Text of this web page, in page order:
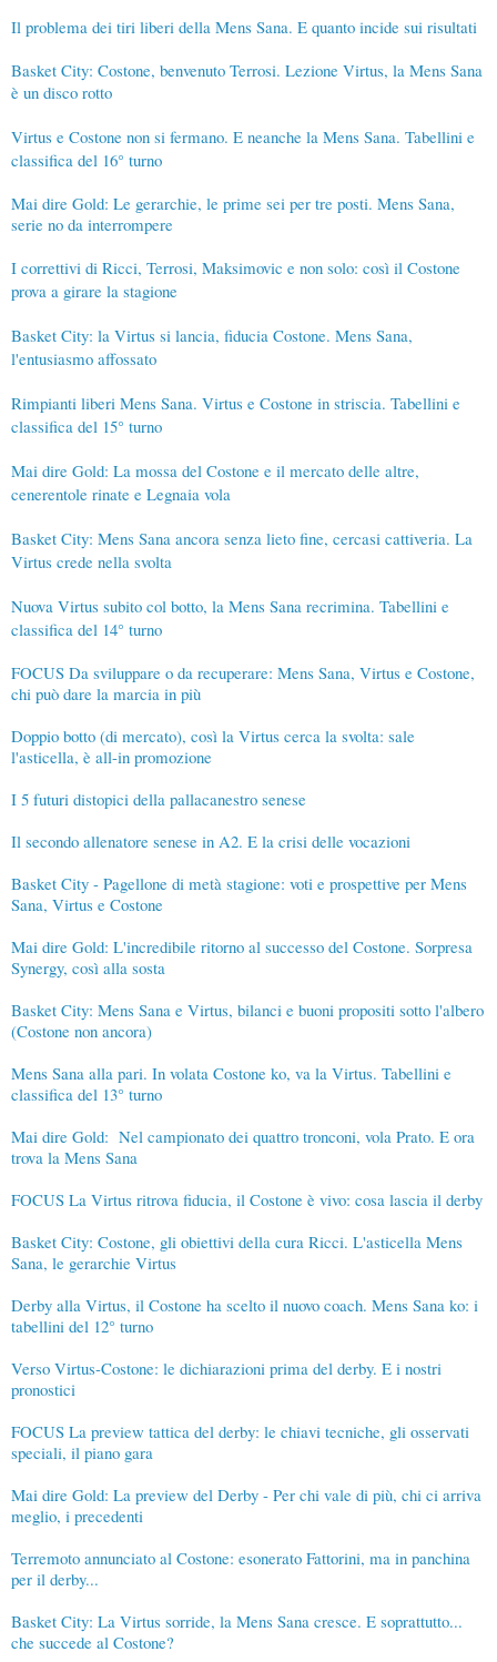
Il problema dei tiri liberi della Mens Sana. E quanto incide sui risultati
Basket City: Costone, benvenuto Terrosi. Lezione Virtus, la Mens Sana
è un disco rotto
Virtus e Costone non si fermano. E neanche la Mens Sana. Tabellini e
classifica del 16° turno
Mai dire Gold: Le gerarchie, le prime sei per tre posti. Mens Sana,
serie no da interrompere
I correttivi di Ricci, Terrosi, Maksimovic e non solo: così il Costone
prova a girare la stagione
Basket City: la Virtus si lancia, fiducia Costone. Mens Sana,
l'entusiasmo affossato
Rimpianti liberi Mens Sana. Virtus e Costone in striscia. Tabellini e
classifica del 15° turno
Mai dire Gold: La mossa del Costone e il mercato delle altre,
cenerentole rinate e Legnaia vola
Basket City: Mens Sana ancora senza lieto fine, cercasi cattiveria. La
Virtus crede nella svolta
Nuova Virtus subito col botto, la Mens Sana recrimina. Tabellini e
classifica del 14° turno
FOCUS Da sviluppare o da recuperare: Mens Sana, Virtus e Costone,
chi può dare la marcia in più
Doppio botto (di mercato), così la Virtus cerca la svolta: sale
l'asticella, è all-in promozione
I 5 futuri distopici della pallacanestro senese
Il secondo allenatore senese in A2. E la crisi delle vocazioni
Basket City - Pagellone di metà stagione: voti e prospettive per Mens
Sana, Virtus e Costone
Mai dire Gold: L'incredibile ritorno al successo del Costone. Sorpresa
Synergy, così alla sosta
Basket City: Mens Sana e Virtus, bilanci e buoni propositi sotto l'albero
(Costone non ancora)
Mens Sana alla pari. In volata Costone ko, va la Virtus. Tabellini e
classifica del 13° turno
Mai dire Gold: Nel campionato dei quattro tronconi, vola Prato. E ora
trova la Mens Sana
FOCUS La Virtus ritrova fiducia, il Costone è vivo: cosa lascia il derby
Basket City: Costone, gli obiettivi della cura Ricci. L'asticella Mens
Sana, le gerarchie Virtus
Derby alla Virtus, il Costone ha scelto il nuovo coach. Mens Sana ko: i
tabellini del 12° turno
Verso Virtus-Costone: le dichiarazioni prima del derby. E i nostri
pronostici
FOCUS La preview tattica del derby: le chiavi tecniche, gli osservati
speciali, il piano gara
Mai dire Gold: La preview del Derby - Per chi vale di più, chi ci arriva
meglio, i precedenti
Terremoto annunciato al Costone: esonerato Fattorini, ma in panchina
per il derby...
Basket City: La Virtus sorride, la Mens Sana cresce. E soprattutto...
che succede al Costone?